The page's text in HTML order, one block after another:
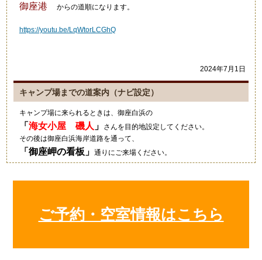
御座港 からの道順になります。
https://youtu.be/LqWtorLCGhQ
2024年7月1日
キャンプ場までの道案内（ナビ設定）
キャンプ場に来られるときは、御座白浜の
「 海女小屋 磯人 」
さんを目的地設定してください。
その後は御座白浜海岸道路を通って、
「 御座岬の看板 」 通りにご来場ください。
狼のイラストの入ったワンポ
ご予約・空室情報はこちら